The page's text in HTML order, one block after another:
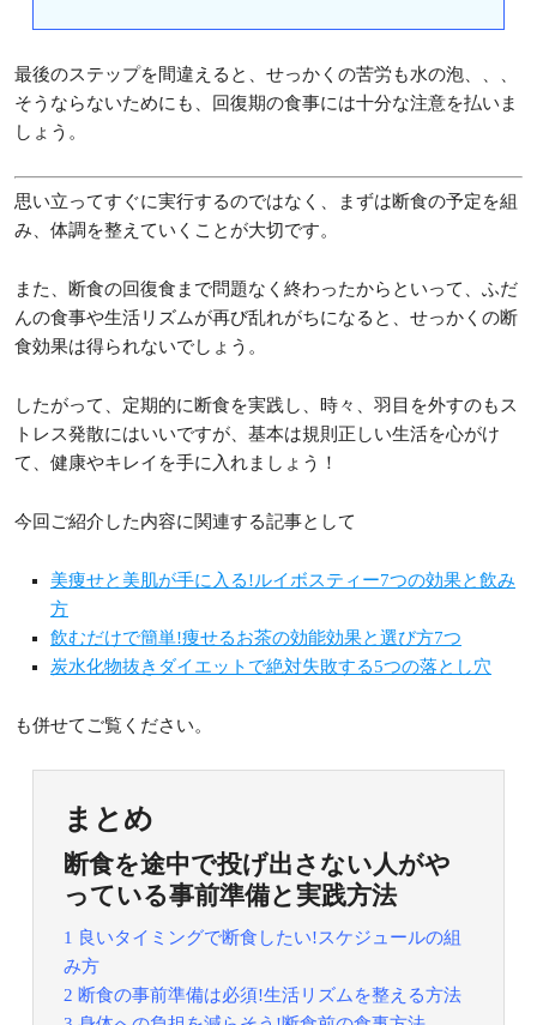
最後のステップを間違えると、せっかくの苦労も水の泡、、、
そうならないためにも、回復期の食事には十分な注意を払いま
しょう。
思い立ってすぐに実行するのではなく、まずは断食の予定を組
み、体調を整えていくことが大切です。
また、断食の回復食まで問題なく終わったからといって、ふだ
んの食事や生活リズムが再び乱れがちになると、せっかくの断
食効果は得られないでしょう。
したがって、定期的に断食を実践し、時々、羽目を外すのもス
トレス発散にはいいですが、基本は規則正しい生活を心がけ
て、健康やキレイを手に入れましょう！
今回ご紹介した内容に関連する記事として
美痩せと美肌が手に入る!ルイボスティー7つの効果と飲み
方
飲むだけで簡単!痩せるお茶の効能効果と選び方7つ
炭水化物抜きダイエットで絶対失敗する5つの落とし穴
も併せてご覧ください。
まとめ
断食を途中で投げ出さない人がや
っている事前準備と実践方法
1 良いタイミングで断食したい!スケジュールの組
み方
2 断食の事前準備は必須!生活リズムを整える方法